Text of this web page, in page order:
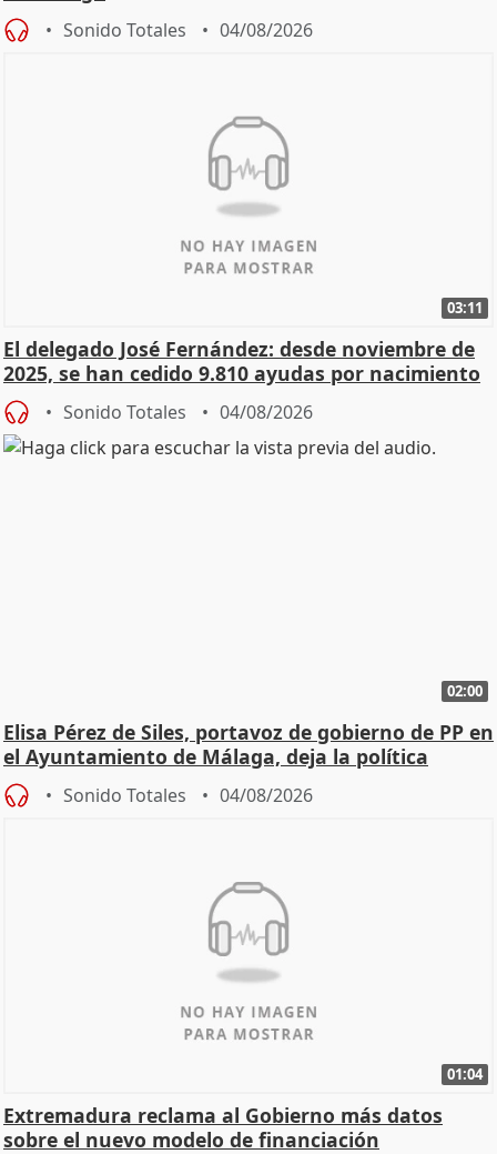
Sonido Totales 04/08/2026
03:11
El delegado José Fernández: desde noviembre de
2025, se han cedido 9.810 ayudas por nacimiento
Sonido Totales 04/08/2026
02:00
Elisa Pérez de Siles, portavoz de gobierno de PP en
el Ayuntamiento de Málaga, deja la política
Sonido Totales 04/08/2026
01:04
Extremadura reclama al Gobierno más datos
sobre el nuevo modelo de financiación